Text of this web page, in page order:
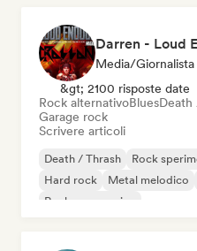
Darren - Loud
Media/Giornalista
&gt; 2100 risposte date
Rock alternativoBluesDeath
Garage rock
Scrivere articoli
Death / Thrash Rock
Hard rock
Metal melodico
Rock progressivo